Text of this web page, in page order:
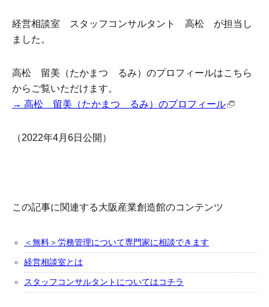
経営相談室 スタッフコンサルタント 高松 が担当し
ました。
高松 留美（たかまつ るみ）のプロフィールはこちら
からご覧いただけます。
→ 高松 留美（たかまつ るみ）のプロフィール
（2022年4月6日公開）
この記事に関連する大阪産業創造館のコンテンツ
＜無料＞労務管理について専門家に相談できます
経営相談室とは
スタッフコンサルタントについてはコチラ